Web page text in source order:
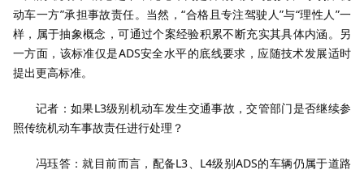
动车一方”承担事故责任。当然，“合格且专注驾驶人”与“理性人”一
样，属于抽象概念，可通过个案经验积累不断充实其具体内涵。另
一方面，该标准仅是ADS安全水平的底线要求，应随技术发展适时
提出更高标准。
记者：如果L3级别机动车发生交通事故，交管部门是否继续参
照传统机动车事故责任进行处理？
冯珏答：就目前而言，配备L3、L4级别ADS的车辆仍属于道路